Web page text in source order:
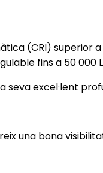
(CRI) superior
fins a 50 000
seva excel·lent
una bona